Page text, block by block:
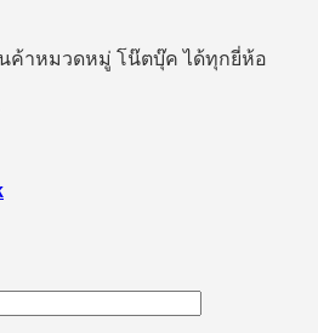
ค้าหมวดหมู่ โน๊ตบุ๊ค ได้ทุกยี่ห้อ
าร